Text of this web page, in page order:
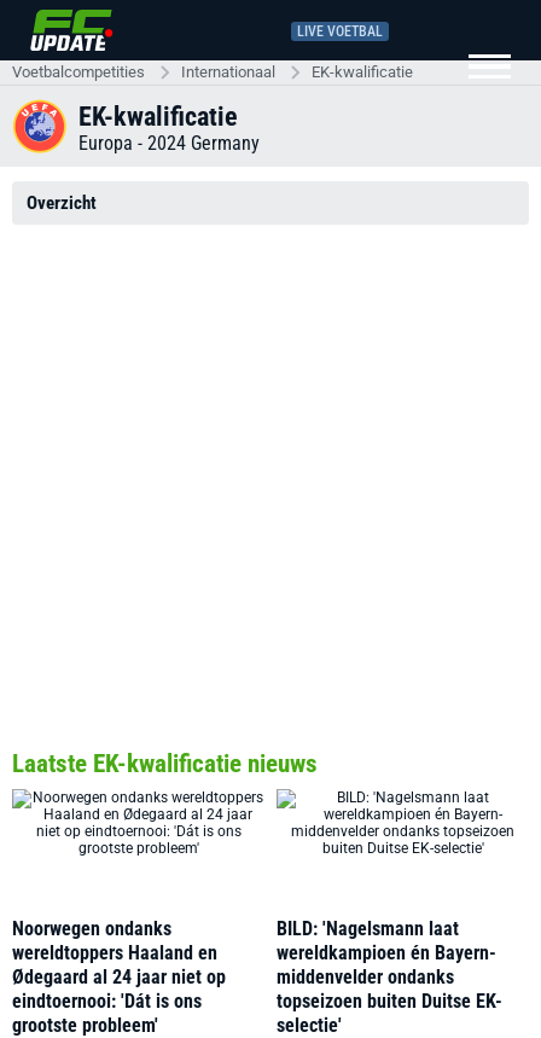
LIVE VOETBAL
Voetbalcompetities Internationaal EK-kwalificatie
EK-kwalificatie
Europa - 2024 Germany
Overzicht
Laatste EK-kwalificatie nieuws
Noorwegen ondanks
wereldtoppers Haaland en
Ødegaard al 24 jaar niet op
eindtoernooi: 'Dát is ons
grootste probleem'
BILD: 'Nagelsmann laat
wereldkampioen én Bayern-
middenvelder ondanks
topseizoen buiten Duitse EK-
selectie'